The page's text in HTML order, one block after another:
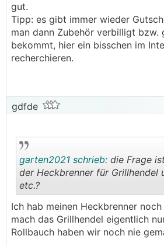
gut.
Tipp: es gibt immer wieder
man dann Zubehör verbilligt bzw.
bekommt, hier ein bisschen im
recherchieren.
gdfde
..
garten2021 schrieb: die Frage
der Heckbrenner für Grillhendel
etc.?
Ich hab meinen Heckbrenner
mach das Grillhendel eigentlich
Rollbauch haben wir noch nie